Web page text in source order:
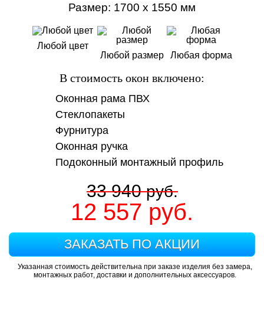
Размер: 1700 х 1550 мм
Любой цвет
Любой размер
Любая форма
В стоимость окон включено:
Оконная рама ПВХ
Стеклопакеты
Фурнитура
Оконная ручка
Подоконный монтажный профиль
33 940руб.
12 557 руб.
ЗАКАЗАТЬ ПО АКЦИИ
Указанная стоимость действительна при заказе изделия без замера,
монтажных работ, доставки и дополнительных аксессуаров.